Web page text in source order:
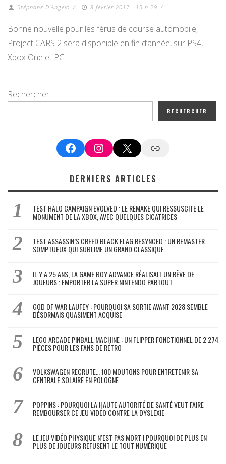
Stéphane D'Angelo / 8 février 2017 - 15 h 29 /
Bonne nouvelle pour les férus de course automobile,
Project CARS 2 sera disponible en fin d’année, sur PS4,
Xbox One et PC.
Rechercher
RECHERCHER
FacebookInstagram
X Google News
DERNIERS ARTICLES
TEST HALO CAMPAIGN EVOLVED : LE REMAKE QUI RESSUSCITE LE
MONUMENT DE LA XBOX, AVEC QUELQUES CICATRICES
TEST ASSASSIN’S CREED BLACK FLAG RESYNCED : UN REMASTER
SOMPTUEUX QUI SUBLIME UN GRAND CLASSIQUE
IL Y A 25 ANS, LA GAME BOY ADVANCE RÉALISAIT UN RÊVE DE
JOUEURS : EMPORTER LA SUPER NINTENDO PARTOUT
GOD OF WAR LAUFEY : POURQUOI SA SORTIE AVANT 2028 SEMBLE
DÉSORMAIS QUASIMENT ACQUISE
LEGO ARCADE PINBALL MACHINE : UN FLIPPER FONCTIONNEL DE 2 274
PIÈCES POUR LES FANS DE RÉTRO
VOLKSWAGEN RECRUTE… 100 MOUTONS POUR ENTRETENIR SA
CENTRALE SOLAIRE EN POLOGNE
POPPINS : POURQUOI LA HAUTE AUTORITÉ DE SANTÉ VEUT FAIRE
REMBOURSER CE JEU VIDÉO CONTRE LA DYSLEXIE
LE JEU VIDÉO PHYSIQUE N’EST PAS MORT ! POURQUOI DE PLUS EN
PLUS DE JOUEURS REFUSENT LE TOUT NUMÉRIQUE